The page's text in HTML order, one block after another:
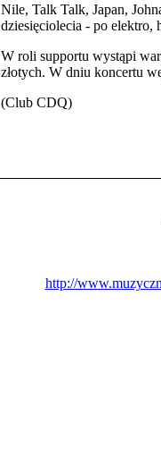
Nile, Talk Talk, Japan,
dziesięciolecia - po elektro,
W roli supportu wystąpi
złotych. W dniu koncertu
(Club CDQ)
http://